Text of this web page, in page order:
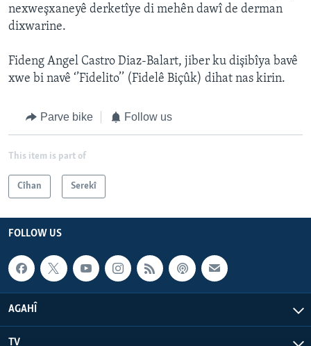
nexweşxaneyê derketîye di mehên dawî de derman
dixwarine.
Fideng Angel Castro Diaz-Balart, jiber ku dişibîya bavê
xwe bi navê ‘’Fidelito’’ (Fidelê Biçûk) dihat nas kirin.
Parve bike Follow us
This item is part of
Cîhan Serekî
FOLLOW US
AGAHÎ
TV